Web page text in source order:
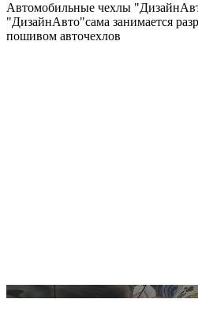
Автомобильные чехлы
"ДизайнАвто"сама занимается
пошивом авточехлов